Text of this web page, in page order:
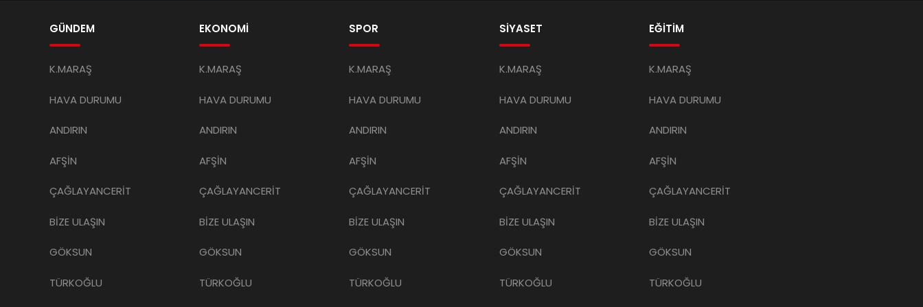
GÜNDEM
K.MARAŞ
HAVA DURUMU
ANDIRIN
AFŞİN
ÇAĞLAYANCERİT
BİZE ULAŞIN
GÖKSUN
TÜRKOĞLU
EKONOMİ
K.MARAŞ
HAVA DURUMU
ANDIRIN
AFŞİN
ÇAĞLAYANCERİT
BİZE ULAŞIN
GÖKSUN
TÜRKOĞLU
SPOR
K.MARAŞ
HAVA DURUMU
ANDIRIN
AFŞİN
ÇAĞLAYANCERİT
BİZE ULAŞIN
GÖKSUN
TÜRKOĞLU
SİYASET
K.MARAŞ
HAVA DURUMU
ANDIRIN
AFŞİN
ÇAĞLAYANCERİT
BİZE ULAŞIN
GÖKSUN
TÜRKOĞLU
EĞİTİM
K.MARAŞ
HAVA DURUMU
ANDIRIN
AFŞİN
ÇAĞLAYANCERİT
BİZE ULAŞIN
GÖKSUN
TÜRKOĞLU